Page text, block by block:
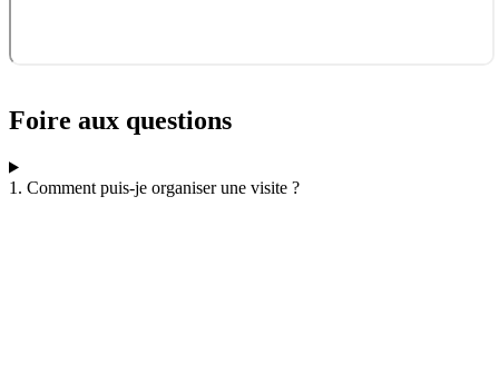
Foire aux questions
1. Comment puis-je organiser une visite ?